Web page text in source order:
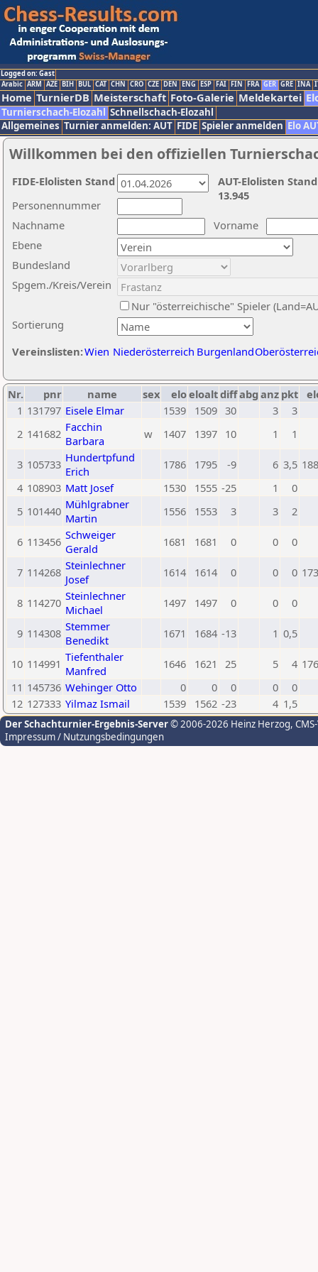
Logged on: Gast
Arabic ARM AZE BIH BUL CAT CHN CRO CZE DEN ENG ESP FAI FIN FRA GER GRE INA
Home TurnierDB Meisterschaft Foto-Galerie Meldekartei
Turnierschach-Elozahl Schnellschach-Elozahl
Allgemeines Turnier anmelden: AUT FIDE Spieler anmelden Elo
Willkommen bei den offiziellen
Nachname
Vorname
Ebene
Sortierung
Personennummer
Bundesland
Spgem./Kreis/Verein
Nur "österreichische" Spieler
Vereinslisten:Wien Niederösterreich Burgenland
AUT-Elolisten
13.945
FIDE-Elolisten Stand
Nr. pnr name sex eloeloaltdiffabg anz pkt
1 131797 Eisele Elmar 1539 1509 30 3
3
2 141682 Facchin
Barbara
w 1407 1397 10 1 1
3 105733 Hundertpfund
Erich
1786 1795 -9 6 3,5
4 108903 Matt Josef 1530 1555 -25 1
0
5 101440 Mühlgrabner
Martin
1556 1553 3 3 2
6 113456 Schweiger
Gerald
1681 1681 0 0 0
7 114268 Steinlechner
Josef
1614 1614 0 0 0
8 114270 Steinlechner
Michael
1497 1497 0 0 0
9 114308 Stemmer
Benedikt
1671 1684 -13 1 0,5
10 114991 Tiefenthaler
Manfred
1646 1621 25 5 4
11 145736 Wehinger Otto 0 0 0 0
0
12 127333 Yilmaz Ismail 1539 1562 -23 4 1,5
Der Schachturnier-Ergebnis-Server© 2006-2026 Heinz Herzog,
Impressum / Nutzungsbedingungen